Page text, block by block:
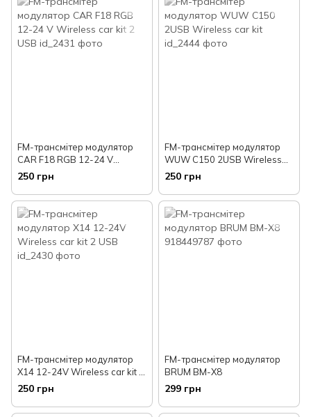
FM-трансмітер модулятор
CAR F18 RGB 12-24 V
Wireless car kit 2 USB
250 грн
FM-трансмітер модулятор
WUW C150 2USB Wireless
car kit
250 грн
FM-трансмітер модулятор
X14 12-24V Wireless car kit 2
USB
250 грн
FM-трансмітер модулятор
BRUM BM-X8
299 грн